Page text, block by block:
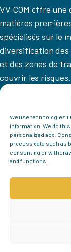
We use technologies
information. We do
personalized ads.
process data such as
consenting or
and functions.
VV COM offre une
matières
spécialisés sur le
diversification
et des zones de
couvrir les risques.
VV COM
Accueil
Mission
Équipe
Contact
Follow us